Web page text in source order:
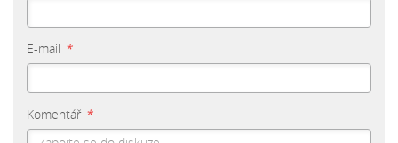
E-mail *
Komentář *